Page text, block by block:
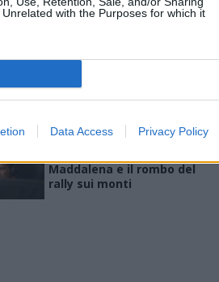
with the Purposes for which it
Data Access Privacy Policy
LUINO
Veludo presenta a Luino il
libro “E mi sono sentita
LE NOTIZIE DA ASCOLTARE
Maddalena e il rombo del
rally sui monti